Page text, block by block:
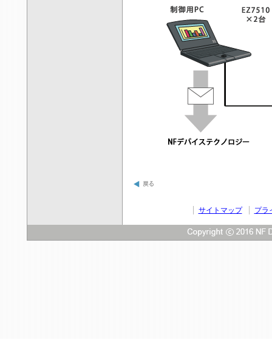
サイトマップ プラ